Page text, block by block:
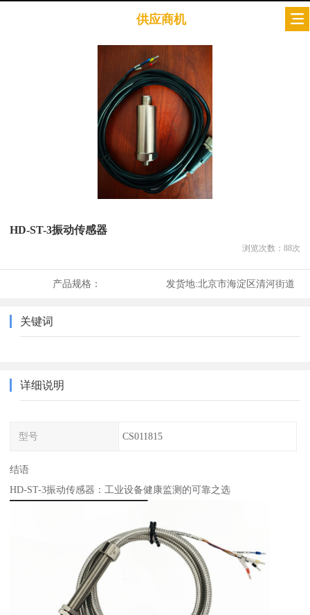
供应商机
HD-ST-3振动传感器
浏览次数： 88次
产品规格： 发货地:北京市海淀区清河街道
关键词
详细说明
型号 CS011815
结语
HD-ST-3振动传感器：工业设备健康监测的可靠之选